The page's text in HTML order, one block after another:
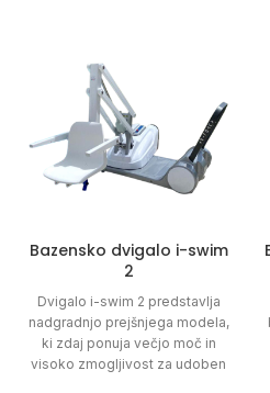
Bazensko dvigalo i-swim
2
Dvigalo i-swim 2 predstavlja
nadgradnjo prejšnjega modela,
ki zdaj ponuja večjo moč in
visoko zmogljivost za udoben